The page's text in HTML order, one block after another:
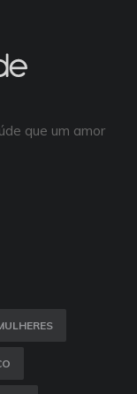
que um amor